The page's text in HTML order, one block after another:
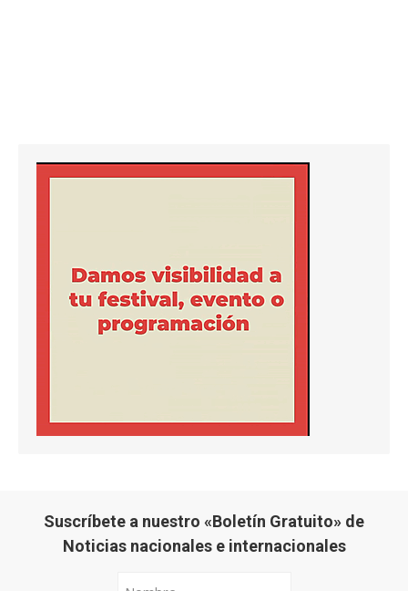
Suscríbete a nuestro «Boletín Gratuito» de
Noticias nacionales e internacionales